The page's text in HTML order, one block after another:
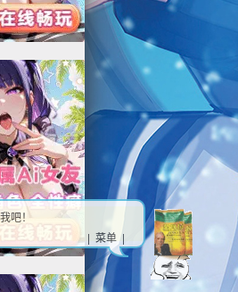
吧！
| 菜单 |